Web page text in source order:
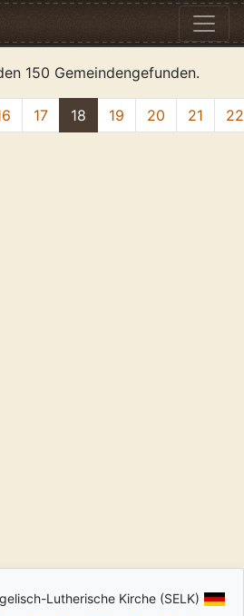
150 Gemeindengefunden.
17 18 19 20 21 22
Lutherische Kirche (SELK)